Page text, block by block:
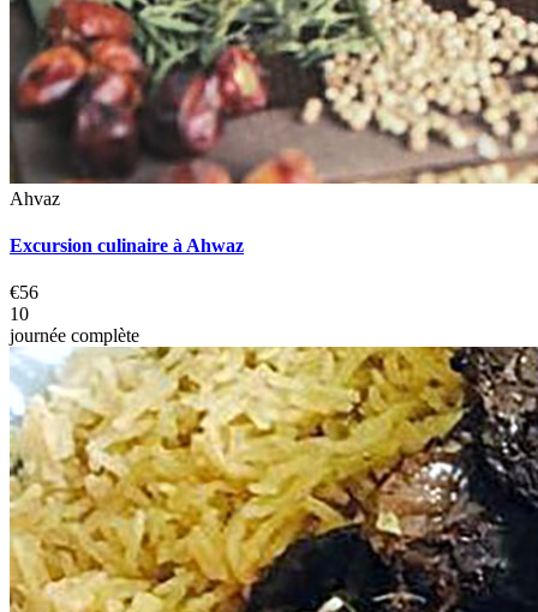
Ahvaz
Excursion culinaire à Ahwaz
€56
10
journée complète